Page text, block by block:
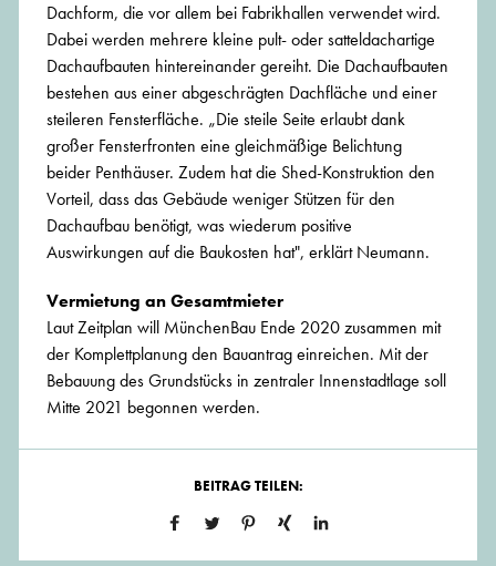
Dachform, die vor allem bei Fabrikhallen verwendet wird.
Dabei werden mehrere kleine pult- oder satteldachartige
Dachaufbauten hintereinander gereiht. Die Dachaufbauten
bestehen aus einer abgeschrägten Dachfläche und einer
steileren Fensterfläche. „Die steile Seite erlaubt dank
großer Fensterfronten eine gleichmäßige Belichtung
beider Penthäuser. Zudem hat die Shed-Konstruktion den
Vorteil, dass das Gebäude weniger Stützen für den
Dachaufbau benötigt, was wiederum positive
Auswirkungen auf die Baukosten hat", erklärt Neumann.
Vermietung an Gesamtmieter
Laut Zeitplan will MünchenBau Ende 2020 zusammen mit
der Komplettplanung den Bauantrag einreichen. Mit der
Bebauung des Grundstücks in zentraler Innenstadtlage soll
Mitte 2021 begonnen werden.
BEITRAG TEILEN: